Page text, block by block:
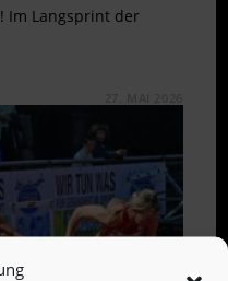
Im Langsprint der